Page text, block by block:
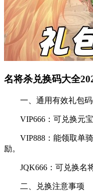
名将杀兑换码大全
一、通用有效礼包码(
VIP666：可兑换元宝
VIP888：能领取单骑
励。
JQK666：可兑换名将
二、兑换注意事项